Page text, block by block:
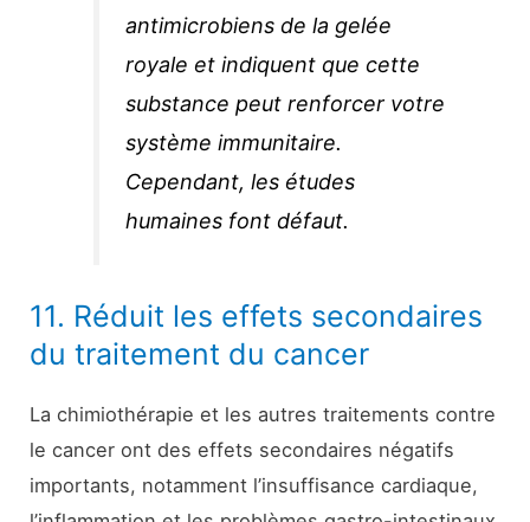
antimicrobiens de la gelée
royale et indiquent que cette
substance peut renforcer votre
système immunitaire.
Cependant, les études
humaines font défaut.
11. Réduit les effets secondaires
du traitement du cancer
La chimiothérapie et les autres traitements contre
le cancer ont des effets secondaires négatifs
importants, notamment l’insuffisance cardiaque,